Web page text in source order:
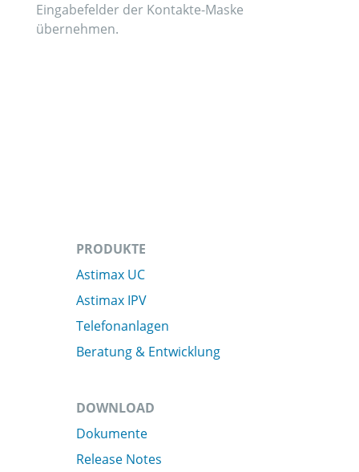
Eingabefelder der Kontakte-Maske
übernehmen.
PRODUKTE
Astimax UC
Astimax IPV
Telefonanlagen
Beratung & Entwicklung
DOWNLOAD
Dokumente
Release Notes